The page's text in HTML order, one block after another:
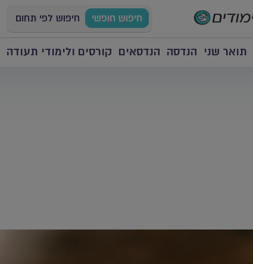
חיפוש חופשי חיפוש לפי תחום
תואר שני הנדסה הנדסאים קורסים ולימודי תעודה